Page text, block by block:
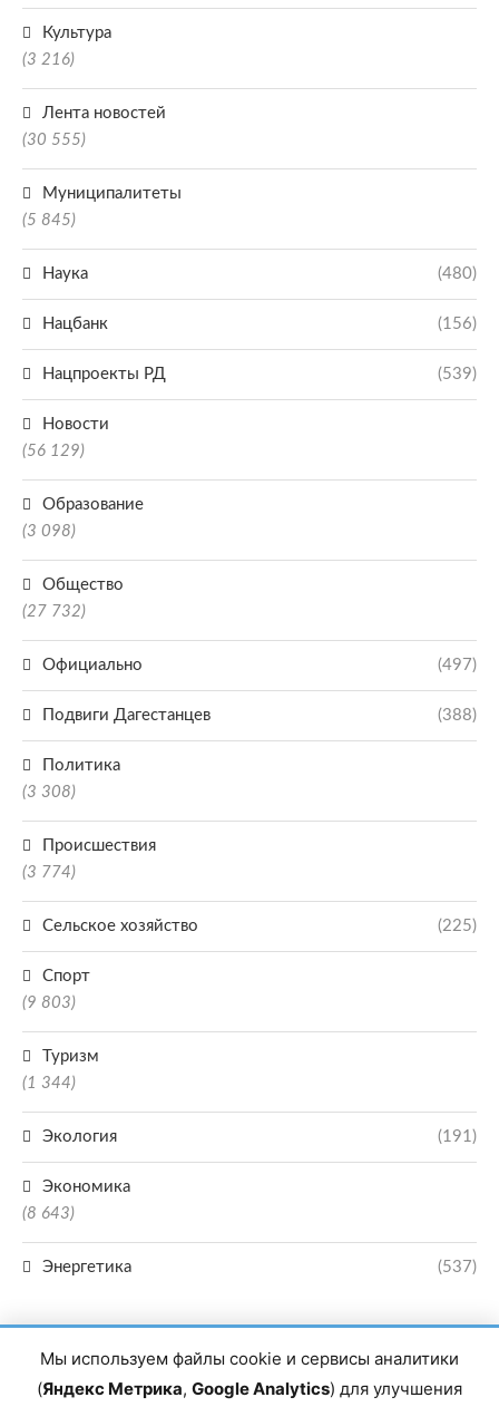
Культура
(3 216)
Лента новостей
(30 555)
Муниципалитеты
(5 845)
Наука (480)
Нацбанк (156)
Нацпроекты РД (539)
Новости
(56 129)
Образование
(3 098)
Общество
(27 732)
Официально (497)
Подвиги Дагестанцев (388)
Политика
(3 308)
Происшествия
(3 774)
Сельское хозяйство (225)
Спорт
(9 803)
Туризм
(1 344)
Экология (191)
Экономика
(8 643)
Энергетика (537)
Мы используем файлы cookie и сервисы аналитики
(Яндекс Метрика, Google Analytics) для улучшения